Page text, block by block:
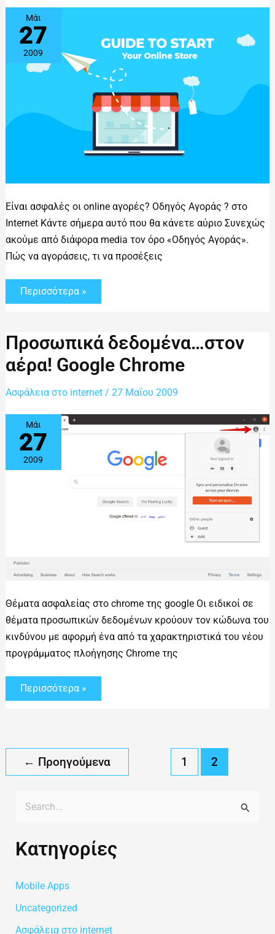
Μάι
27
2009
Είναι ασφαλές οι online αγορές? Οδηγός Αγοράς ? στο
Internet Κάντε σήμερα αυτό που θα κάνετε αύριο Συνεχώς
ακούμε από διάφορα media τον όρο «Οδηγός Αγοράς».
Πώς να αγοράσεις, τι να προσέξεις
Περισσότερα »
Προσωπικά δεδομένα…στον
αέρα! Google Chrome
Ασφάλεια στο internet/ 27 Μαΐου 2009
Μάι
27
2009
Θέματα ασφαλείας στο chrome της google Οι ειδικοί σε
θέματα προσωπικών δεδομένων κρούουν τον κώδωνα του
κινδύνου με αφορμή ένα από τα χαρακτηριστικά του νέου
προγράμματος πλοήγησης Chrome της
δεδομένα…
στον
αέρα!
Google
Chrome
Περισσότερα »
← Προηγούμενα 1 2
α
ή
τ
η
Kατηγορίες
Mobile Apps
Uncategorized
Ασφάλεια στο internet